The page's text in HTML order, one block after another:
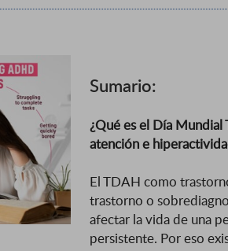
Sumario:
¿Qué es el Día
atención e
El TDAH como
trastorno o
afectar la vida de una
persistente. Por eso